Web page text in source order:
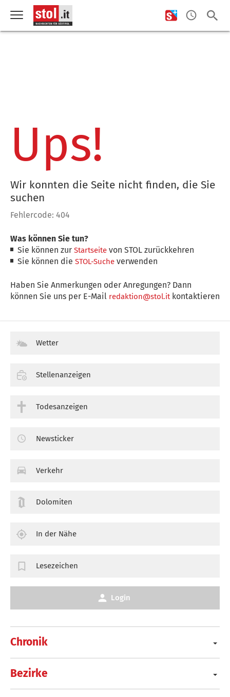
Ups!
Wir konnten die Seite nicht finden, die Sie
suchen
Fehlercode: 404
Was können Sie tun?
Sie können zurStartseite von STOL zurückkehren
Sie können dieSTOL-Suche verwenden
Haben Sie Anmerkungen oder Anregungen? Dann
können Sie uns per E-Mail redaktion@stol.itkontaktieren
Chronik
Bezirke
Wetter
Stellenanzeigen
Todesanzeigen
Newsticker
Verkehr
Dolomiten
In der Nähe
Lesezeichen
Login